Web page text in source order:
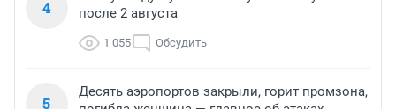
4
после 2 августа
1 055 Обсудить
5
Десять аэропортов закрыли, горит промзона,